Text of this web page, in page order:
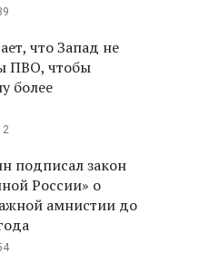
что Запад не
ПВО, чтобы
более
подписал закон
России» о
амнистии до